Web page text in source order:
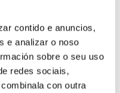
contido e anuncios,
e analizar o noso
sobre o seu uso
redes sociais,
con outra
Asociaciones